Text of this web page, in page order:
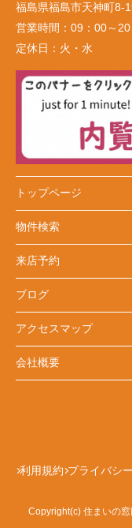
福島県福島市天神町8-
営業時間： 09：00～
定休日： 火・水
トップページ
物件検索
来店予約
ブログ
アクセスマップ
会社概要
利用規約 プライバシ
Copyright(c) 住まいの